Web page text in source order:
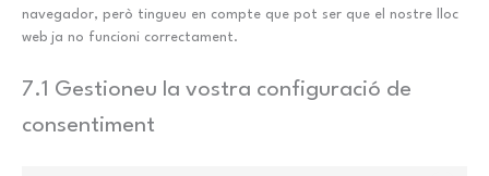
navegador, però tingueu en compte que pot ser que el nostre lloc
web ja no funcioni correctament.
7.1 Gestioneu la vostra configuració de
consentiment